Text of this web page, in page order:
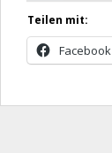
Teilen mit:
Facebook